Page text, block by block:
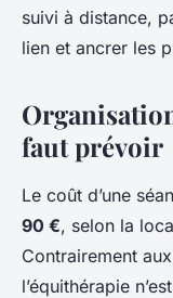
suivi à distance,
lien et ancrer les
faut prévoir
Le coût d’une
90 €, selon la
Contrairement
l’équithérapie